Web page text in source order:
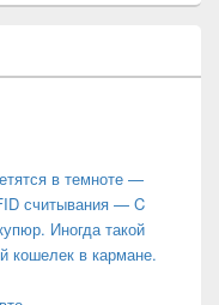
в темноте —
считывания — C
Иногда такой
кошелек в кармане.